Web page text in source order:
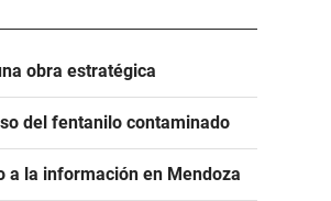
obra estratégica
del fentanilo contaminado
a la información en Mendoza